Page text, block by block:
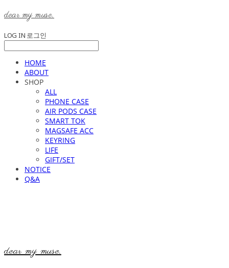
dear my muse.
LOG IN 로그인
HOME
ABOUT
SHOP
ALL
PHONE CASE
AIR PODS CASE
SMART TOK
MAGSAFE ACC
KEYRING
LIFE
GIFT/SET
NOTICE
Q&A
dear my muse.